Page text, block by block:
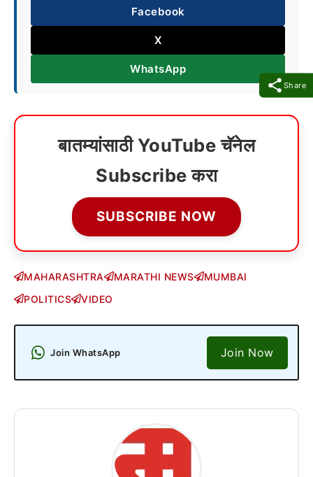
Share
Facebook
X
WhatsApp
बातम्यांसाठी YouTube चॅनेल
Subscribe करा
SUBSCRIBE NOW
MAHARASHTRA MARATHI NEWS
MUMBAI
POLITICS
VIDEO
Join WhatsApp Join Now